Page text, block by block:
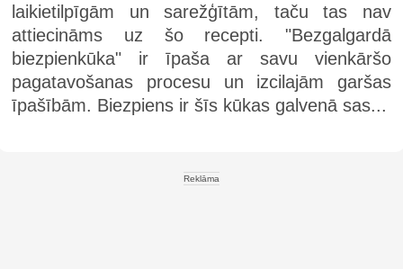
laikietilpīgām un sarežģītām, taču tas nav
attiecināms uz šo recepti. "Bezgalgardā
biezpienkūka" ir īpaša ar savu vienkāršo
pagatavošanas procesu un izcilajām garšas
īpašībām. Biezpiens ir šīs kūkas galvenā sas...
Reklāma